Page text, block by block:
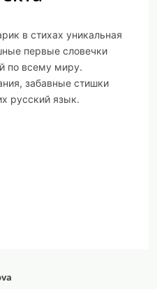
в стихах уникальная
первые словечки
по всему миру.
забавные стишки
русский язык.